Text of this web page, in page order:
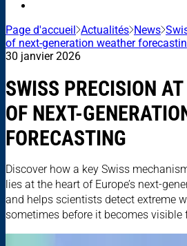
Page d'accueil Actualités News
of next-generation weather
30 janvier 2026
SWISS PRECISION
OF NEXT-
FORECASTING
Discover how a key Swiss
lies at the heart of Europe’s next-
and helps scientists detect extreme
sometimes before it becomes visible